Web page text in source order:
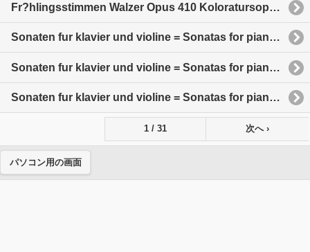
Fr?hlingsstimmen Walzer Opus 410 Koloratursopran Gesang und Klavier
Sonaten fur klavier und violine = Sonatas for piano and violin die spateren wiener sonaten
Sonaten fur klavier und violine = Sonatas for piano and violin aurnhammer-sonaten 'opus 2'
Sonaten fur klavier und violine = Sonatas for piano and violin die kurfurstin-sonaten 'opus 1'
1 / 31 次へ ›
パソコン用の画面